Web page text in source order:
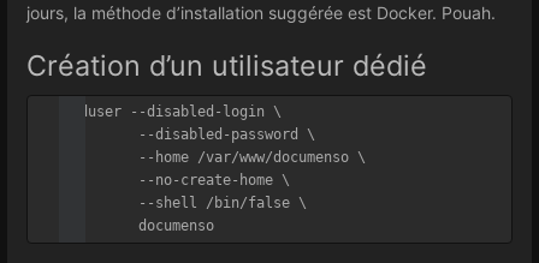
jours, la méthode d’installation suggérée est Docker. Pouah.
Création d’un utilisateur dédié
adduser --disabled-login \